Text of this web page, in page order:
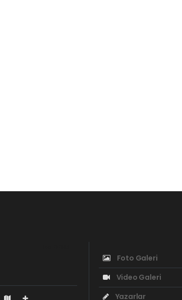
Foto Galeri
Video Galeri
Yazarlar